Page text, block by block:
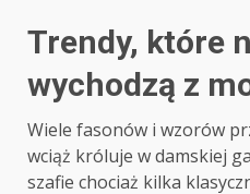
Trendy, które
wychodzą z
Wiele fasonów i wzorów
wciąż króluje w damskiej
szafie chociaż kilka